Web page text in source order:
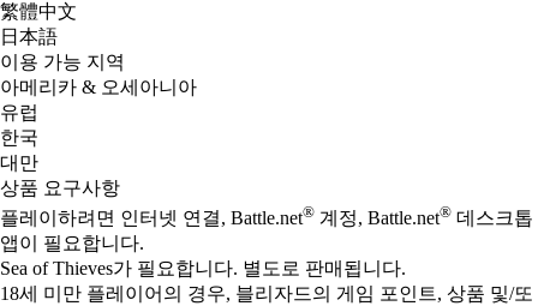
繁體中文
日本語
이용 가능 지역
아메리카 & 오세아니아
유럽
한국
대만
상품 요구사항
플레이하려면 인터넷 연결, Battle.net® 계정, Battle.net® 데스크톱
앱이 필요합니다.
Sea of Thieves가 필요합니다. 별도로 판매됩니다.
18세 미만 플레이어의 경우, 블리자드의 게임 포인트, 상품 및/또